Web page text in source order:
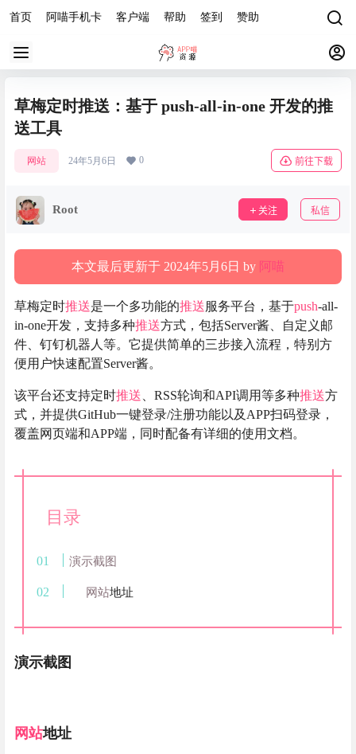
首页 阿喵手机卡 客户端 帮助 签到 赞助
草梅定时推送：基于 push-all-in-one 开发的推
送工具
网站 24年5月6日 0 前往下载
Root 关注 私信
本文最后更新于 2024年5月6日 by 阿喵
草梅定时推送是一个多功能的推送服务平台，基于push-all-
in-one开发，支持多种推送方式，包括Server酱、自定义邮
件、钉钉机器人等。它提供简单的三步接入流程，特别方
便用户快速配置Server酱。
该平台还支持定时推送 、RSS轮询和API调用等多种推送方
式，并提供GitHub一键登录/注册功能以及APP扫码登录，
覆盖网页端和APP端，同时配备有详细的使用文档。
目录
演示截图
网站地址
演示截图
网站地址